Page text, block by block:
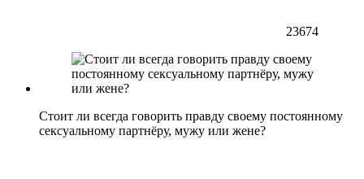
23674
Стоит ли всегда говорить правду своему постоянному
сексуальному партнёру, мужу или жене?